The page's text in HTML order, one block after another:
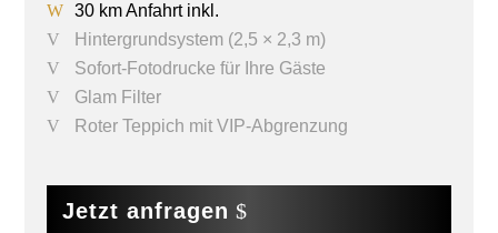
30 km Anfahrt inkl.
Hintergrundsystem (2,5 × 2,3 m)
Sofort-Fotodrucke für Ihre Gäste
Glam Filter
Roter Teppich mit VIP-Abgrenzung
Jetzt anfragen